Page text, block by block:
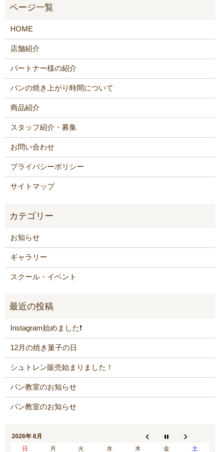
HOME
店舗紹介
パートナー様の紹介
パンの焼き上がり時間について
商品紹介
スタッフ紹介・募集
お問い合わせ
プライバシーポリシー
サイトマップ
お知らせ
ギャラリー
スクール・イベント
Instagram始めました❗️
12月の焼き菓子の日
シュトレン販売始まりました！
パン教室のお知らせ
パン教室のお知らせ
2026年 8月
日
月 火 水 木 金 土